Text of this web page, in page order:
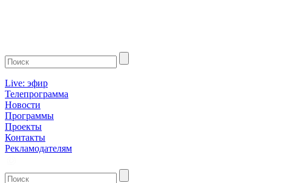
Live: эфир
Телепрограмма
Новости
Программы
Проекты
Контакты
Рекламодателям